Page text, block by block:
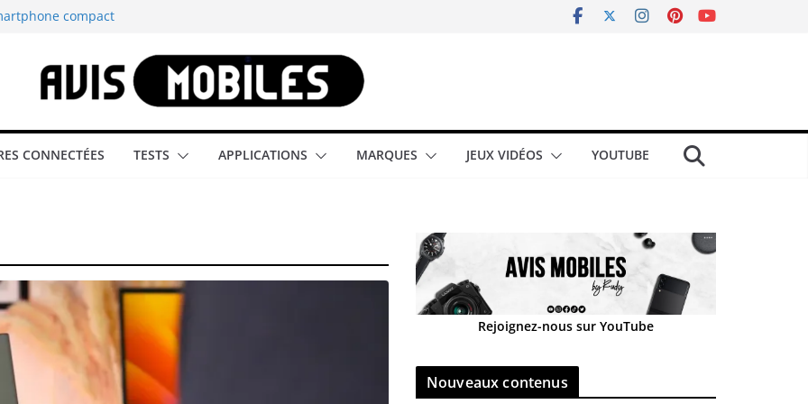
compact
tous les
smartphone
CONNECTÉES TESTS APPLICATIONS MARQUES JEUX VIDÉOS YOUTUBE
Rejoignez-nous sur YouTube
Nouveaux contenus